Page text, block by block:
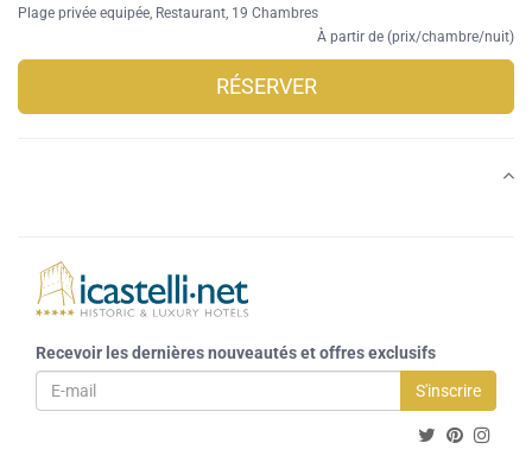
Plage privée equipée Restaurant , 19 Chambres
À partir de (prix/chambre/nuit)
RÉSERVER
Recevoir les dernières nouveautés et offres exclusifs
S'inscrire